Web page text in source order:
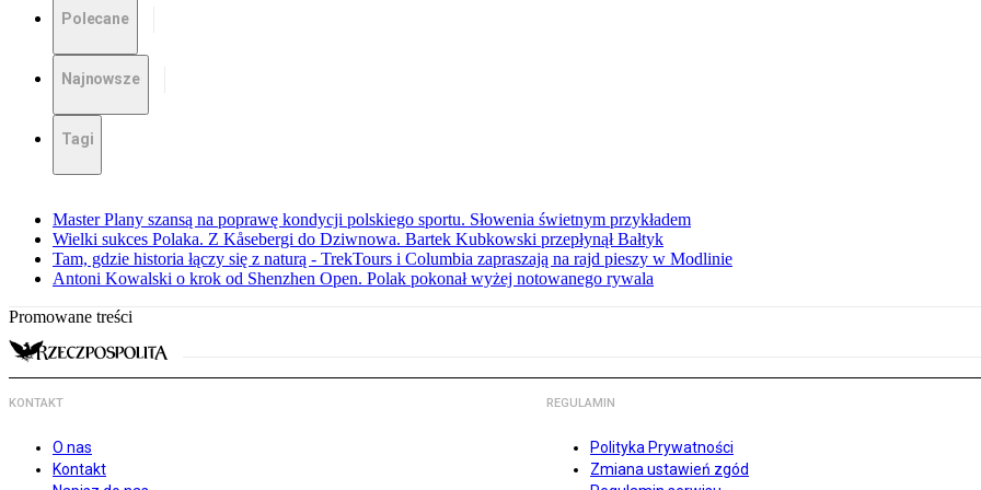
Polecane
Najnowsze
Tagi
Master Plany szansą na poprawę kondycji polskiego sportu. Słowenia świetnym przykładem
Wielki sukces Polaka. Z Kåsebergi do Dziwnowa. Bartek Kubkowski przepłynął Bałtyk
Tam, gdzie historia łączy się z naturą - TrekTours i Columbia zapraszają na rajd pieszy w Modlinie
Antoni Kowalski o krok od Shenzhen Open. Polak pokonał wyżej notowanego rywala
Promowane treści
KONTAKT
O nas
Kontakt
REGULAMIN
Polityka Prywatności
Zmiana ustawień zgód